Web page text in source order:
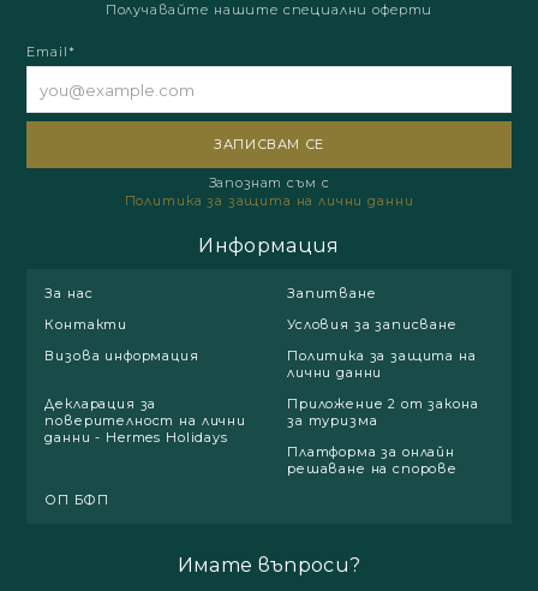
Получавайте нашите специални оферти
Email*
Запознат съм с
Политика за защита на лични данни
Информация
За нас
Запитване
Контакти
Условия за записване
Визова информация
Политика за защита на
лични данни
Декларация за
поверителност на лични
данни - Hermes Holidays
Приложение 2 от закона
за туризма
Платформа за онлайн
решаване на спорове
ОП БФП
Имате въпроси?